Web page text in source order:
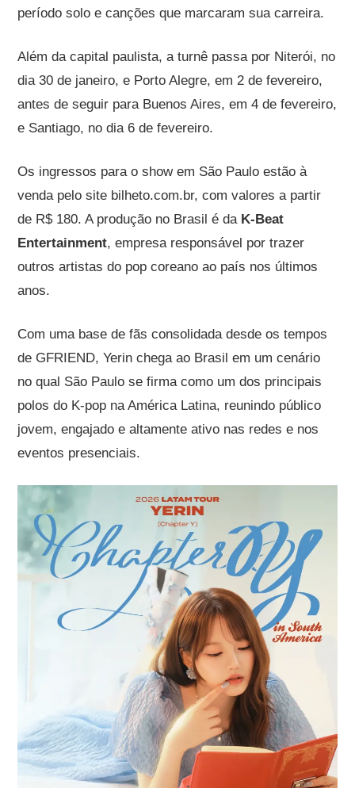
período solo e canções que marcaram sua carreira.
Além da capital paulista, a turnê passa por Niterói, no
dia 30 de janeiro, e Porto Alegre, em 2 de fevereiro,
antes de seguir para Buenos Aires, em 4 de fevereiro,
e Santiago, no dia 6 de fevereiro.
Os ingressos para o show em São Paulo estão à
venda pelo site bilheto.com.br, com valores a partir
de R$ 180. A produção no Brasil é da K-Beat
Entertainment, empresa responsável por trazer
outros artistas do pop coreano ao país nos últimos
anos.
Com uma base de fãs consolidada desde os tempos
de GFRIEND, Yerin chega ao Brasil em um cenário
no qual São Paulo se firma como um dos principais
polos do K-pop na América Latina, reunindo público
jovem, engajado e altamente ativo nas redes e nos
eventos presenciais.